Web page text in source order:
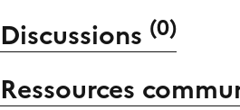
Discussions (0)
Ressources